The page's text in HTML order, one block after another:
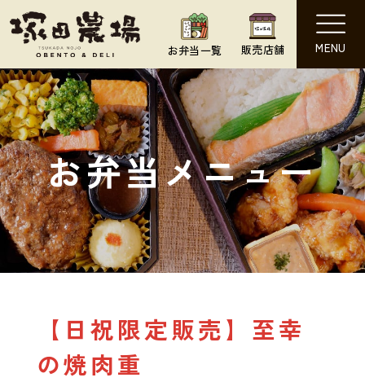
お弁当一覧 販売店舗 MENU
お弁当メニュー
【日祝限定販売】至幸
の焼肉重